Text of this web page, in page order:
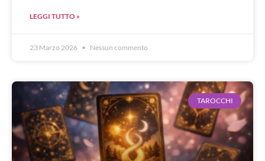
LEGGI TUTTO »
23 Marzo 2026 Nessun commento
TAROCCHI